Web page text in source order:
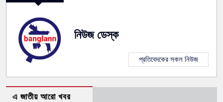
নিউজ ডেস্ক
প্রতিবেদকের সকল নিউজ
এ জাতীয় আরো খবর